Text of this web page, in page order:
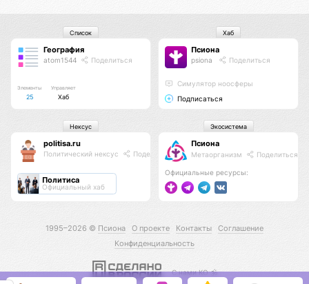
География
atom1544 Поделиться
Элементы
25
Управляет
Хаб
Список
Псиона
psiona Поделиться
Cимулятор ноосферы
Подписаться
Хаб
politisa.ru
Политический нексус Поделиться
Политиса
Официальный хаб
Нексус
Псиона
Метаорганизм Поделиться
Официальные ресурсы:
Экосистема
1995–2026 © Псиона О проекте Контакты
Соглашение
Конфиденциальность
С нами КО 🕉️